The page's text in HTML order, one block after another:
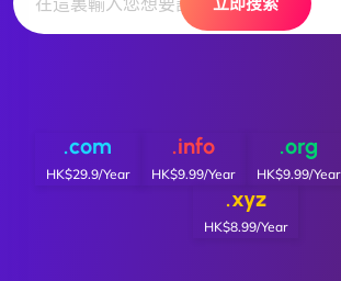
.com
HK$29.9/Year
.info
HK$9.99/Year
.org
HK$9.99/Year
.xyz
HK$8.99/Year